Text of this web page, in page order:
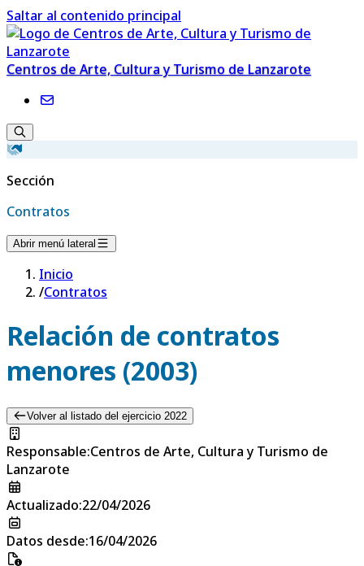
Saltar al contenido principal
Centros de Arte, Cultura y Turismo de Lanzarote
Sección
Contratos
Abrir menú lateral
Inicio
/Contratos
Relación de contratos
menores (2003)
Volver al listado del ejercicio 2022
Responsable:Centros de Arte, Cultura y Turismo de
Lanzarote
Actualizado:22/04/2026
Datos desde:16/04/2026